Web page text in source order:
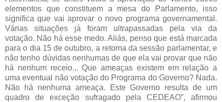
elementos que constituem a mesa do Parlamento, isso
significa que vai aprovar o novo programa governamental.
Várias situações já foram ultrapassadas pela via da
votação. Não há esse medo. Aliás, penso que está marcada
para o dia 15 de outubro, a retoma da sessão parlamentar, e
não tenho dúvidas nenhumas de que ela vai provar que não
há nenhum receio... Que ameaças existem em relação a
uma eventual não votação do Programa do Governo? Nada.
Não há nenhuma ameaça. Este Governo resulta de um
quadro de exceção sufragado pela CEDEAO”, afirmou